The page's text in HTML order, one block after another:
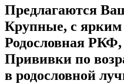
Предлагаются
Крупные, с ярким
Родословная
Прививки по
в родословной